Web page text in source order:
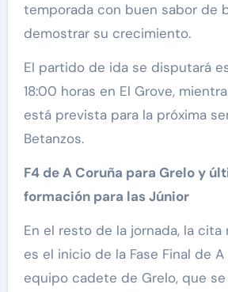
temporada con buen sabor de
demostrar su crecimiento.
El partido de ida se disputará
18:00 horas en El Grove,
está prevista para la próxima
Betanzos.
F4 de A Coruña para Grelo y
formación para las Júnior
En el resto de la jornada, la
es el inicio de la Fase Final de
equipo cadete de Grelo, que